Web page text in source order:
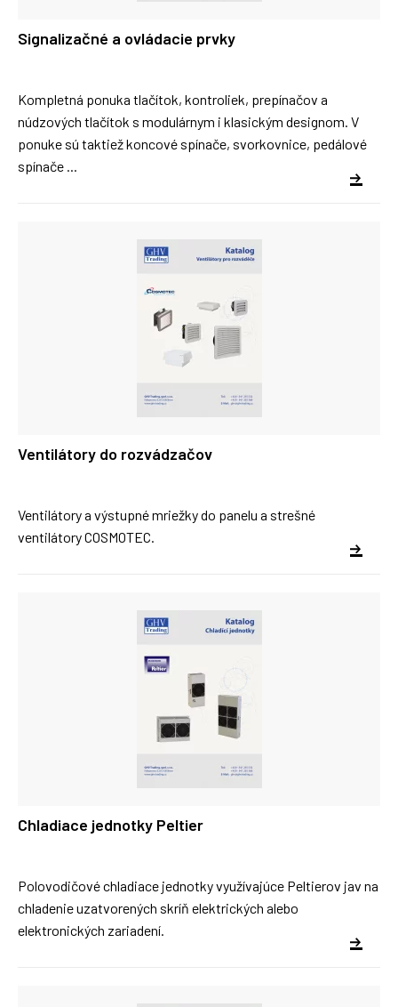
Signalizačné a ovládacie prvky
Kompletná ponuka tlačítok, kontroliek, prepínačov a
núdzových tlačítok s modulárnym i klasickým designom. V
ponuke sú taktiež koncové spínače, svorkovnice, pedálové
spínače ...
Ventilátory do rozvádzačov
Ventilátory a výstupné mriežky do panelu a strešné
ventilátory COSMOTEC.
Chladiace jednotky Peltier
Polovodičové chladiace jednotky využívajúce Peltierov jav na
chladenie uzatvorených skríň elektrických alebo
elektronických zariadení.